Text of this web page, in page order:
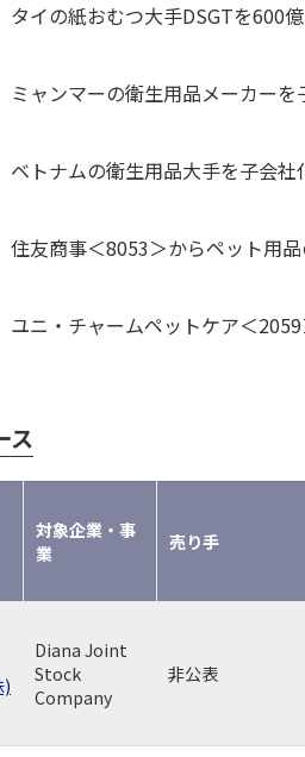
タイの紙おむつ大手DSGTを600
ミャンマーの衛生用品メーカーを
ベトナムの衛生用品大手を子会社
住友商事＜8053＞からペット用
ユニ・チャームペットケア＜
ス
対象企業・事
業
売り手
)
Diana Joint
Stock
Company
非公表